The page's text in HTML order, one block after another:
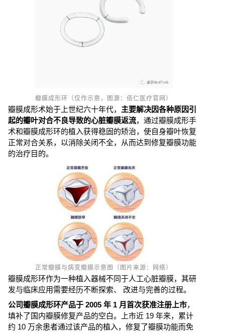
瓣膜成形环（仅作示意，图源：佰仁医疗官网）
瓣膜成形术始于上世纪六十年代， 主要解决因各种原因引
起的瓣叶对合不良导致的心脏瓣膜返流，通过瓣膜成形手
术和瓣膜成形环的植入获得稳固的矫治，使自身瓣叶恢复
正常对合关系，以消除关闭不全，从而达到修复瓣膜功能
的治疗目的。
正常瓣膜与病变瓣膜示意图（图片来源：网络）
瓣膜成形环作为一种植入器械不同于人工心脏瓣膜，其研
发与临床应用需要经历不断探索、 改进与完善的过程。
公司瓣膜成形环产品于 2005 年 1 月首次获准注册上市，
填补了国内瓣膜修复产品的空白。上市近 19 年来，累计
约 10 万余患者通过该产品的植入，修复了瓣膜功能而免